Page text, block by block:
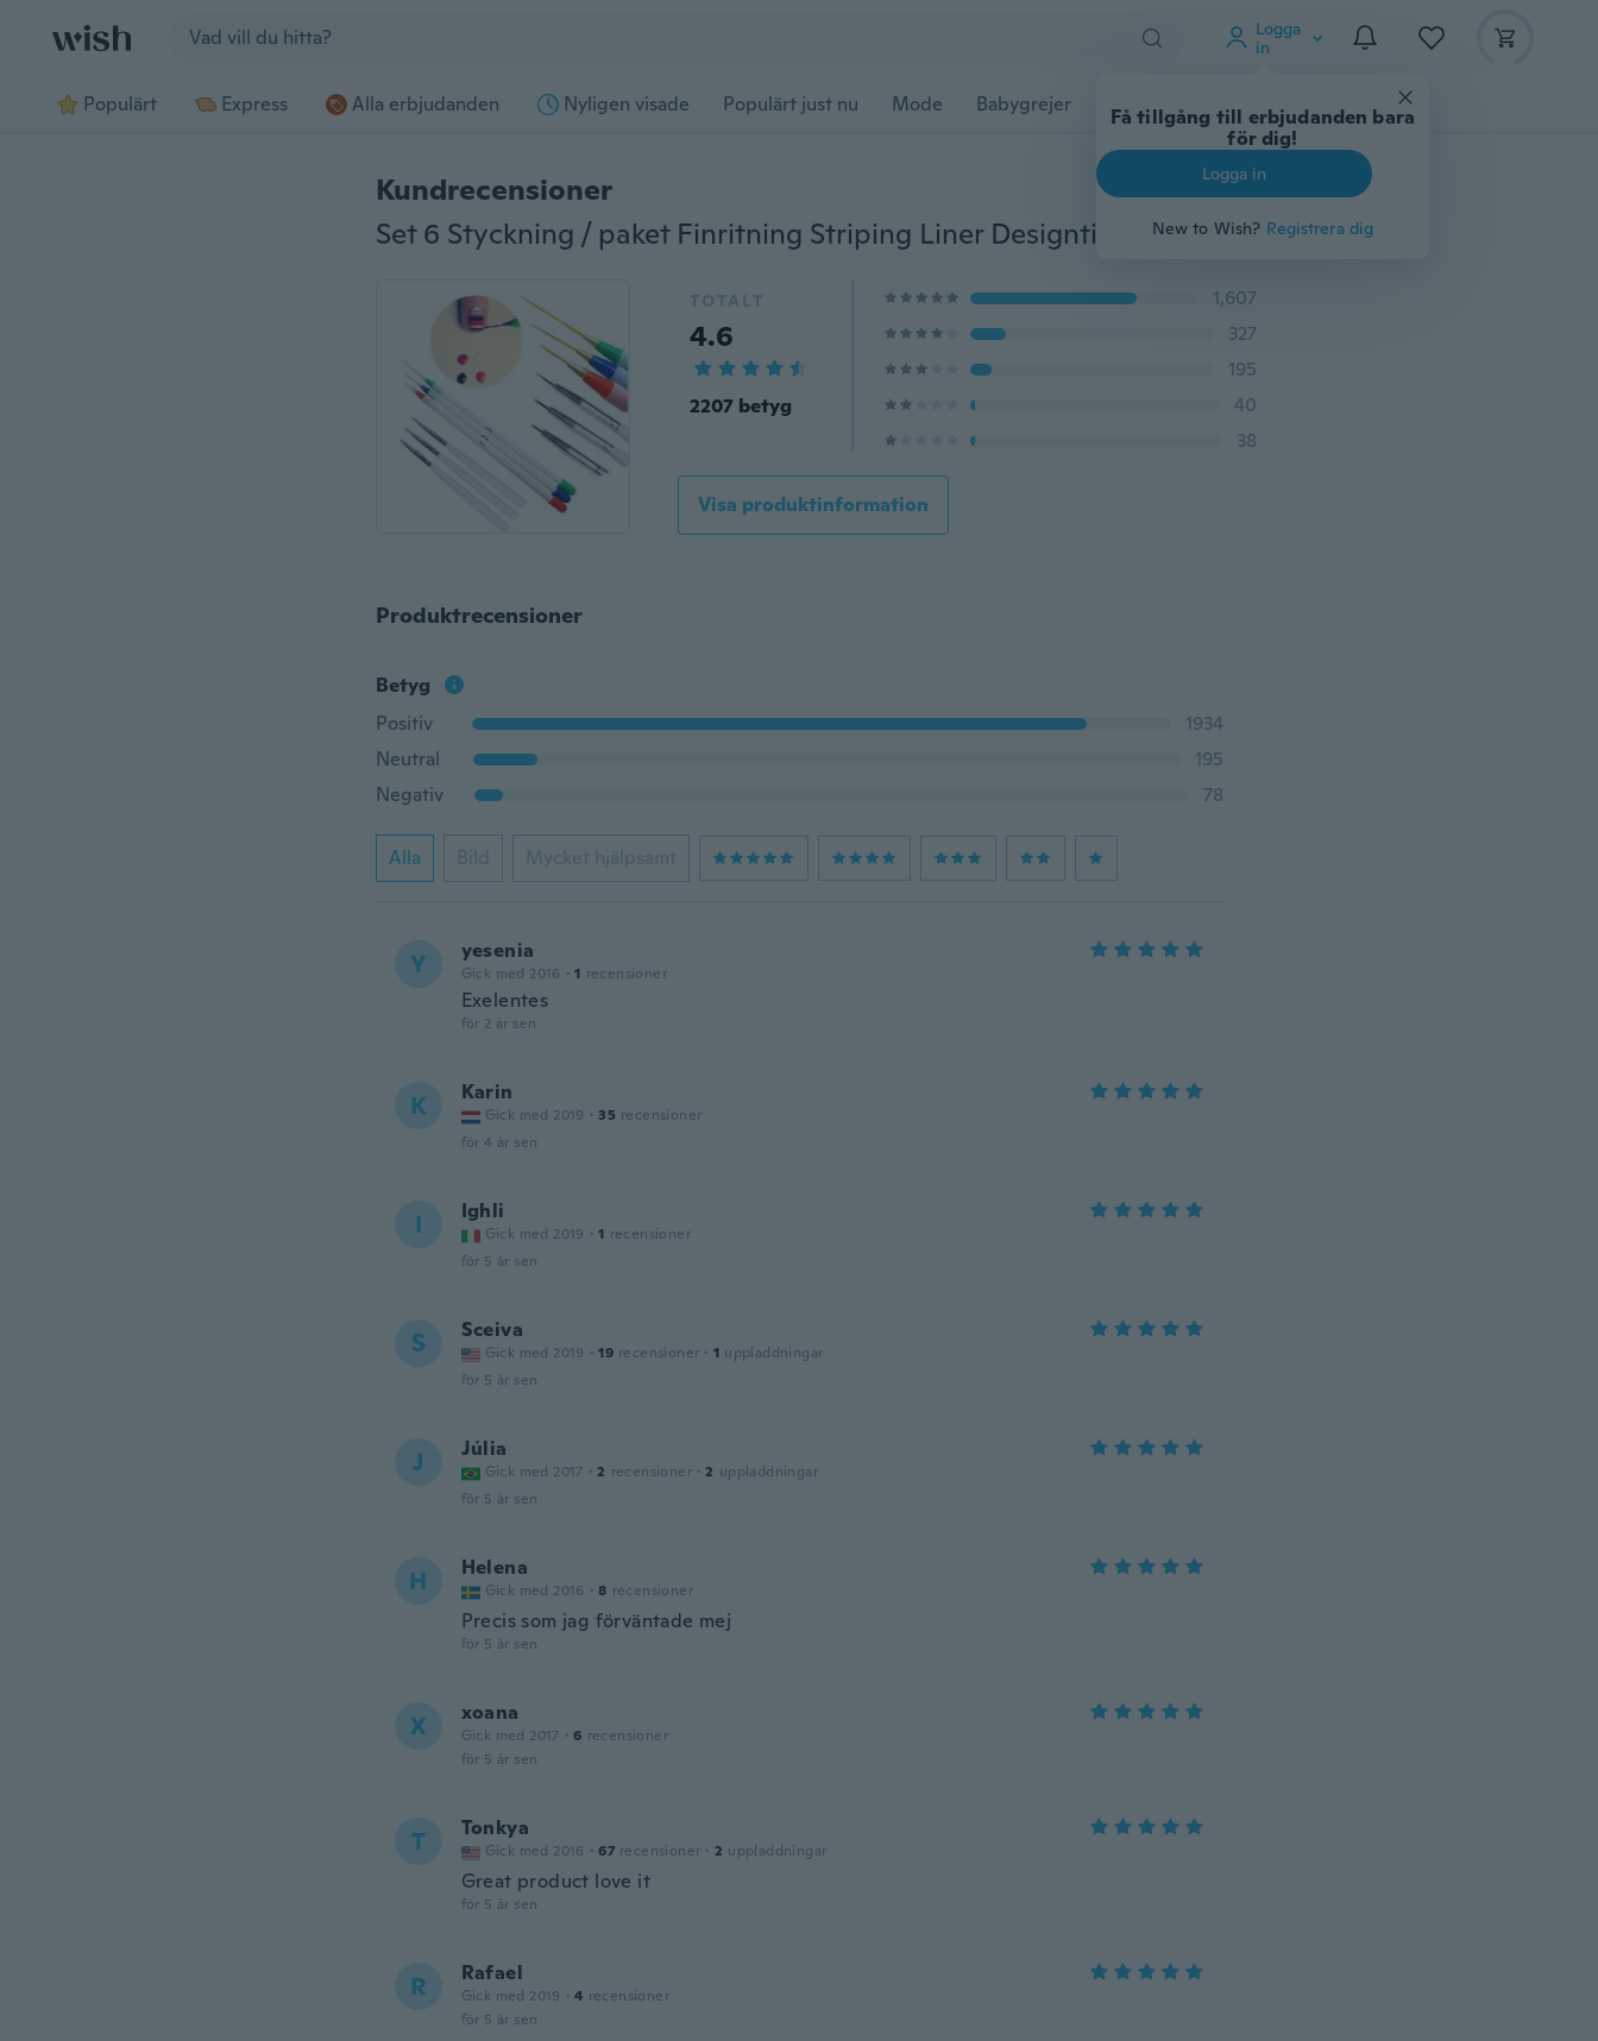
Logga
in
Få tillgång till erbjudanden bara
för dig!
Logga in
New to Wish? Registrera dig
Populärt Express Alla erbjudanden Nyligen visade Populärt just nu Mode Babygrejer Djurtillbehör Teknikprylar Mer
Kundrecensioner
Set 6 Styckning / paket Finritning Striping Liner Designtips Nagelkonst Penna Penslar Borste Salong DIY Gel UV-verktyg Manikyr
TOTALT
4.6
2207 betyg
1,607
327
195
40
38
Visa produktinformation
Produktrecensioner
Betyg
Positiv
1934
Neutral
195
Negativ
78
Alla Bild Mycket hjälpsamt
Y yesenia
Gick med 2016 · 1 recensioner
Exelentes
för 2 år sen
K Karin
Gick med 2019 · 35 recensioner
för 4 år sen
I Ighli
Gick med 2019 · 1 recensioner
för 5 år sen
S Sceiva
Gick med 2019 · 19 recensioner · 1 uppladdningar
för 5 år sen
J Júlia
Gick med 2017 · 2 recensioner · 2 uppladdningar
för 5 år sen
H Helena
Gick med 2016 · 8 recensioner
Precis som jag förväntade mej
för 5 år sen
X xoana
Gick med 2017 · 6 recensioner
för 5 år sen
T Tonkya
Gick med 2016 · 67 recensioner · 2 uppladdningar
Great product love it
för 5 år sen
R Rafael
Gick med 2019 · 4 recensioner
för 5 år sen